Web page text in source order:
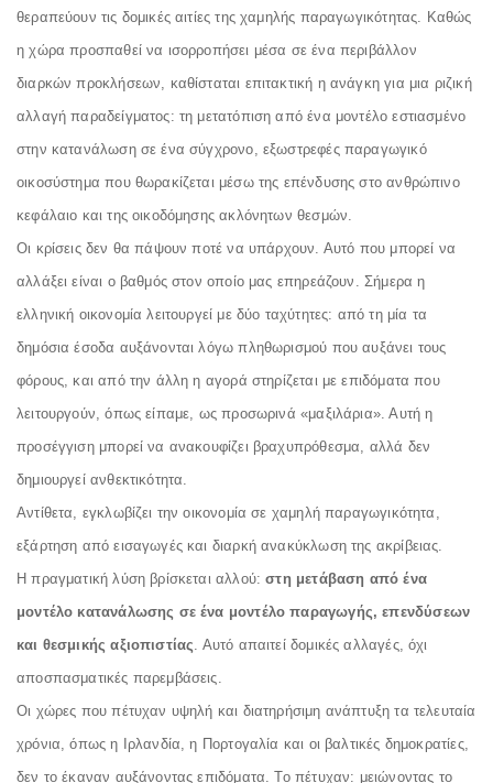
θεραπεύουν τις δομικές αιτίες της χαμηλής παραγωγικότητας. Καθώς
η χώρα προσπαθεί να ισορροπήσει μέσα σε ένα περιβάλλον
διαρκών προκλήσεων, καθίσταται επιτακτική η ανάγκη για μια ριζική
αλλαγή παραδείγματος: τη μετατόπιση από ένα μοντέλο εστιασμένο
στην κατανάλωση σε ένα σύγχρονο, εξωστρεφές παραγωγικό
οικοσύστημα που θωρακίζεται μέσω της επένδυσης στο ανθρώπινο
κεφάλαιο και της οικοδόμησης ακλόνητων θεσμών.
Οι κρίσεις δεν θα πάψουν ποτέ να υπάρχουν. Αυτό που μπορεί να
αλλάξει είναι ο βαθμός στον οποίο μας επηρεάζουν. Σήμερα η
ελληνική οικονομία λειτουργεί με δύο ταχύτητες: από τη μία τα
δημόσια έσοδα αυξάνονται λόγω πληθωρισμού που αυξάνει τους
φόρους, και από την άλλη η αγορά στηρίζεται με επιδόματα που
λειτουργούν, όπως είπαμε, ως προσωρινά «μαξιλάρια». Αυτή η
προσέγγιση μπορεί να ανακουφίζει βραχυπρόθεσμα, αλλά δεν
δημιουργεί ανθεκτικότητα.
Αντίθετα, εγκλωβίζει την οικονομία σε χαμηλή παραγωγικότητα,
εξάρτηση από εισαγωγές και διαρκή ανακύκλωση της ακρίβειας.
Η πραγματική λύση βρίσκεται αλλού:στη μετάβαση από ένα
μοντέλο κατανάλωσης σε ένα μοντέλο παραγωγής, επενδύσεων
και θεσμικής αξιοπιστίας . Αυτό απαιτεί δομικές αλλαγές, όχι
αποσπασματικές παρεμβάσεις.
Οι χώρες που πέτυχαν υψηλή και διατηρήσιμη ανάπτυξη τα τελευταία
χρόνια, όπως η Ιρλανδία, η Πορτογαλία και οι βαλτικές δημοκρατίες,
δεν το έκαναν αυξάνοντας επιδόματα. Το πέτυχαν: μειώνοντας το